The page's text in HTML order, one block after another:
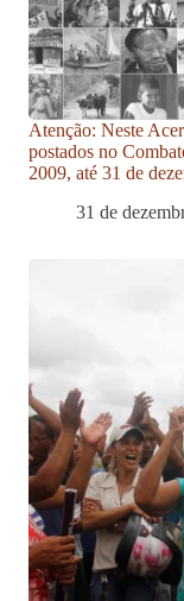
Atenção: Neste
postados no
2009, até 31 de
31 de